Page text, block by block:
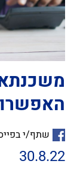
שתף/י
30.8.22